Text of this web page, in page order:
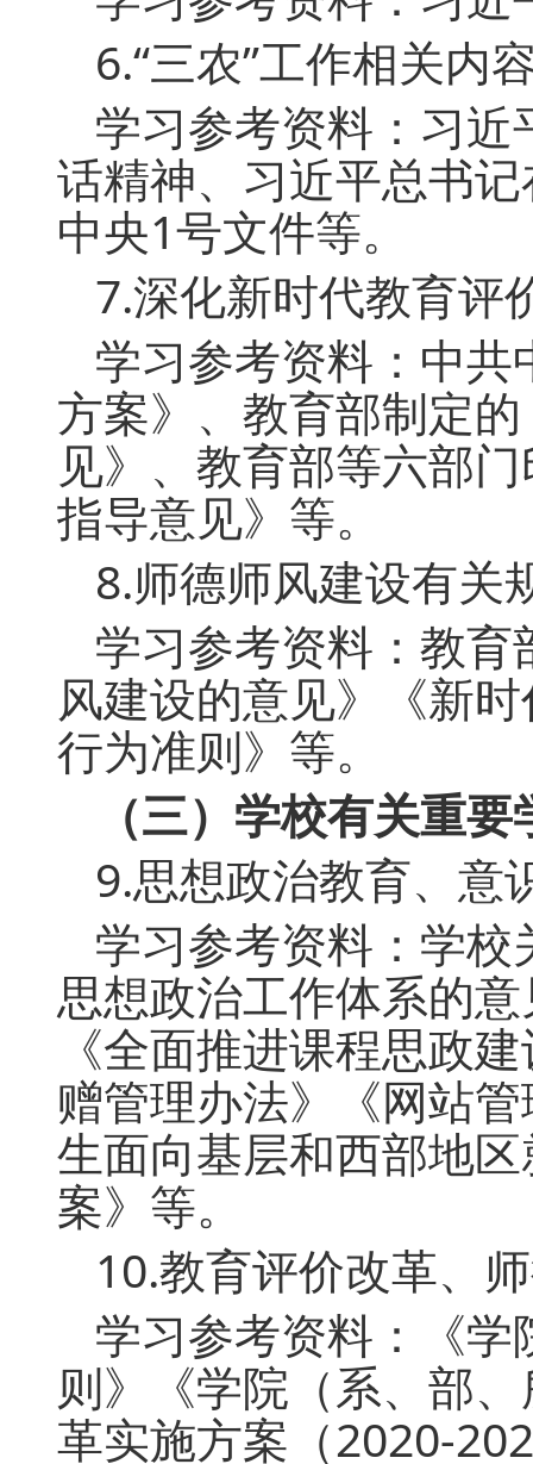
6.“三农”工作相关内
学习参考资料：习
话精神、习近平总书
中央1号文件等。
7.深化新时代教育评
学习参考资料：中
方案》、教育部制定
见》、教育部等六部
指导意见》等。
8.师德师风建设有关
学习参考资料：教
风建设的意见》《新
行为准则》等。
（三）学校有关重
9.思想政治教育、意
学习参考资料：学
思想政治工作体系的
《全面推进课程思政
赠管理办法》《网站
生面向基层和西部地
案》等。
10.教育评价改革、
学习参考资料：《
则》《学院（系、部
革实施方案（2020-